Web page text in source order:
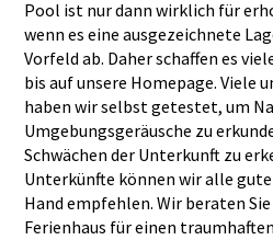
Pool ist nur dann wirklich für
wenn es eine ausgezeichnete
Vorfeld ab. Daher schaffen es
bis auf unsere Homepage. Viele
haben wir selbst getestet, um
Umgebungsgeräusche zu
Schwächen der Unterkunft zu
Unterkünfte können wir alle
Hand empfehlen. Wir beraten
Ferienhaus für einen